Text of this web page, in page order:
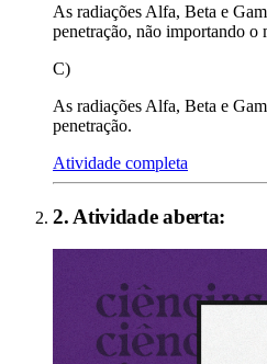
As radiações Alfa, Beta e
penetração, não importando o
C)
As radiações Alfa, Beta e
penetração.
Atividade completa
2. Atividade aberta: